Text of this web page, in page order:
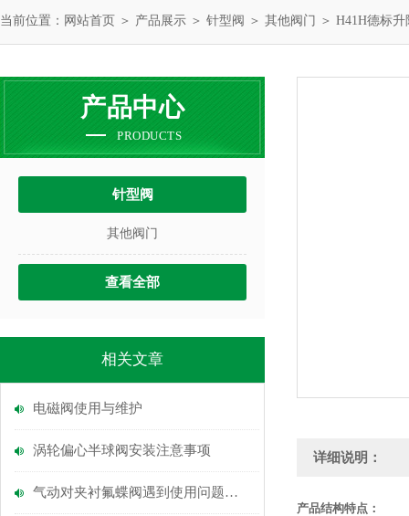
当前位置： 网站首页 ＞ 产品展示 ＞ 针型阀 ＞ 其他阀门 ＞ H41H德标
产品中心
PRODUCTS
针型阀
其他阀门
查看全部
相关文章
电磁阀使用与维护
涡轮偏心半球阀安装注意事项
气动对夹衬氟蝶阀遇到使用问题该如何解决
详细说明：
产品结构特点：